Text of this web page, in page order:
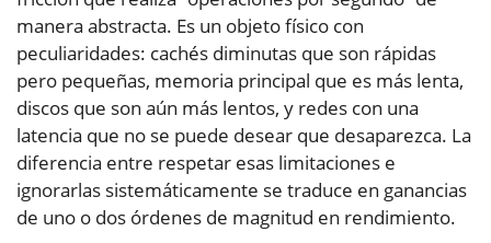
manera abstracta. Es un objeto físico con
peculiaridades: cachés diminutas que son rápidas
pero pequeñas, memoria principal que es más lenta,
discos que son aún más lentos, y redes con una
latencia que no se puede desear que desaparezca. La
diferencia entre respetar esas limitaciones e
ignorarlas sistemáticamente se traduce en ganancias
de uno o dos órdenes de magnitud en rendimiento.